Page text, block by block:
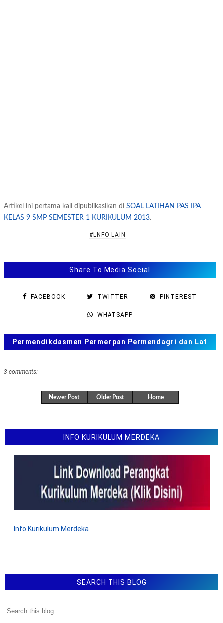
Artikel ini pertama kali dipublikasikan di SOAL LATIHAN PAS IPA
KELAS 9 SMP SEMESTER 1 KURIKULUM 2013.
#LNFO LAIN
Share To Media Social
FACEBOOK TWITTER PINTEREST
WHATSAPP
Permendikdasmen Permenpan Permendagri dan Lat
3 comments:
Newer Post Older Post Home
INFO KURIKULUM MERDEKA
Info Kurikulum Merdeka
SEARCH THIS BLOG